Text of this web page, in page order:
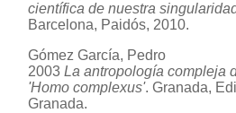
científica de nuestra
Barcelona, Paidós, 2010.
Gómez García, Pedro
2003 La antropología compleja
'Homo complexus'. Granada,
Granada.